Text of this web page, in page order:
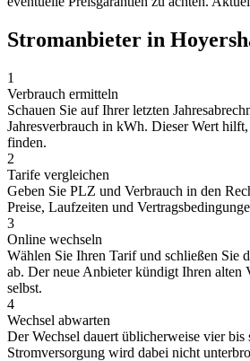
Stromanbieter in
1
Verbrauch ermitteln
Schauen Sie auf Ihrer letzten
Jahresverbrauch in kWh. Dieser Wert
finden.
2
Tarife vergleichen
Geben Sie PLZ und Verbrauch in den
Preise, Laufzeiten und
3
Online wechseln
Wählen Sie Ihren Tarif und schließen Sie
ab. Der neue Anbieter kündigt Ihren alten
selbst.
4
Wechsel abwarten
Der Wechsel dauert üblicherweise vier bis
Stromversorgung wird dabei nicht